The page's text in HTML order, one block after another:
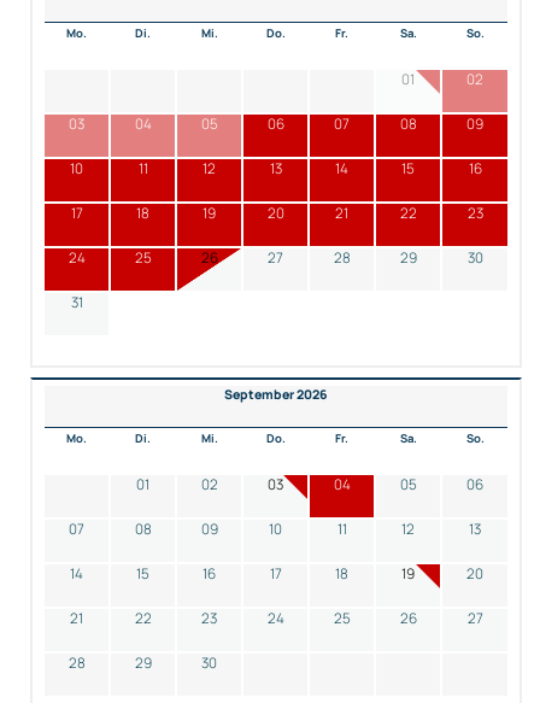
Mo. Di. Mi. Do. Fr. Sa. So.
01 02
03 04 05 06 07 08 09
10 11 12 13 14 15 16
17 18 19 20 21 22 23
24 25 26 27 28 29 30
31
September 2026
Mo. Di. Mi. Do. Fr. Sa. So.
01 02 03 04 05 06
07 08 09 10 11 12 13
14 15 16 17 18 19 20
21 22 23 24 25 26 27
28 29 30